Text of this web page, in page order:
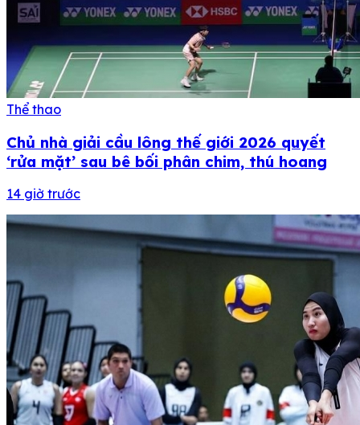
Thể thao
Chủ nhà giải cầu lông thế giới 2026 quyết
‘rửa mặt’ sau bê bối phân chim, thú hoang
14 giờ trước